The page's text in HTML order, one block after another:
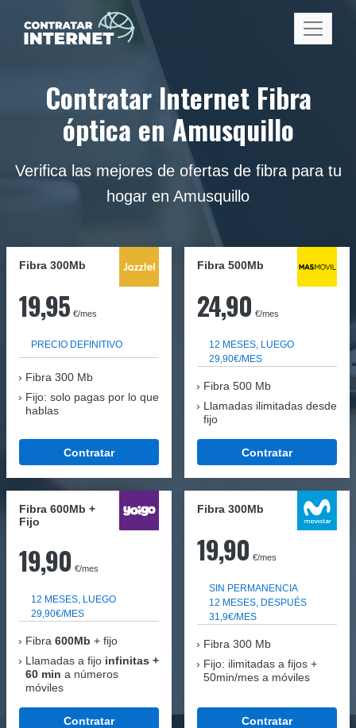
Contratar Internet Fibra
óptica en Amusquillo
Verifica las mejores de ofertas de fibra para tu
hogar en Amusquillo
Fibra 300Mb
19,95 €/mes
PRECIO DEFINITIVO
Fibra 300 Mb
Fijo: solo pagas por lo que
hablas
Contratar
Fibra 500Mb
24,90 €/mes
12 MESES, LUEGO
29,90€/MES
Fibra 500 Mb
Llamadas ilimitadas desde
fijo
Contratar
Fibra 600Mb +
Fijo
19,90 €/mes
12 MESES, LUEGO
29,90€/MES
Fibra 600Mb + fijo
Llamadas a fijo infinitas +
60 min a números
móviles
Contratar
Fibra 300Mb
19,90 €/mes
SIN PERMANENCIA
12 MESES, DESPUÉS
31,9€/MES
Fibra 300 Mb
Fijo: ilimitadas a fijos +
50min/mes a móviles
Contratar